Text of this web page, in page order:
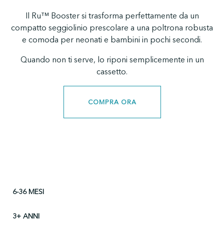
Il Ru™ Booster si trasforma perfettamente da un
compatto seggiolinio prescolare a una poltrona robusta
e comoda per neonati e bambini in pochi secondi.
Quando non ti serve, lo riponi semplicemente in un
cassetto.
COMPRA ORA
6-36 MESI
3+ ANNI